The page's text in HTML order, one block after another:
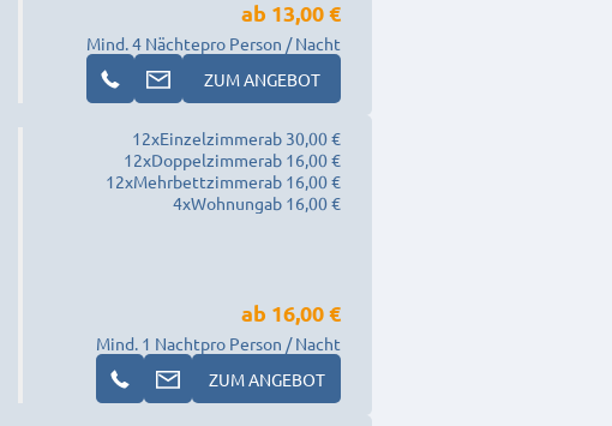
Mind. 4 Nächte
ab 13,00 €
pro Person / Nacht
ZUM ANGEBOT
12xEinzelzimmerab 30,00 €
12xDoppelzimmerab 16,00 €
12xMehrbettzimmerab 16,00 €
4xWohnungab 16,00 €
Mind. 1 Nacht
ab 16,00 €
pro Person / Nacht
ZUM ANGEBOT